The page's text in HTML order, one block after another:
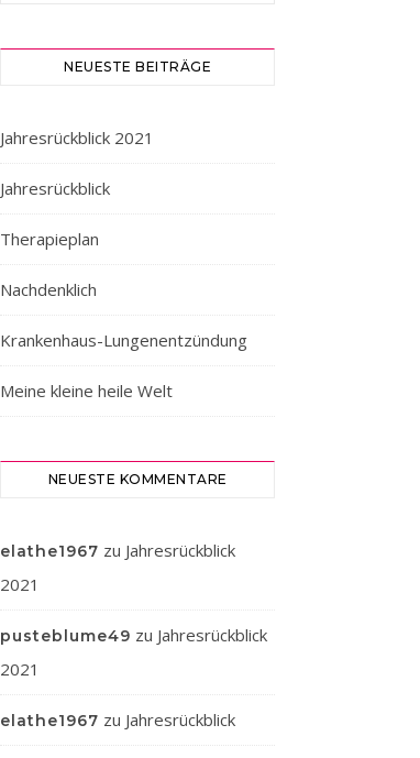
NEUESTE BEITRÄGE
Jahresrückblick 2021
Jahresrückblick
Therapieplan
Nachdenklich
Krankenhaus-Lungenentzündung
Meine kleine heile Welt
NEUESTE KOMMENTARE
elathe1967 zu Jahresrückblick
2021
pusteblume49 zu Jahresrückblick
2021
elathe1967 zu Jahresrückblick